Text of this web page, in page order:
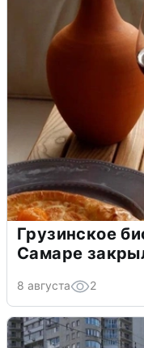
Грузинское
Самаре
8 августа 2